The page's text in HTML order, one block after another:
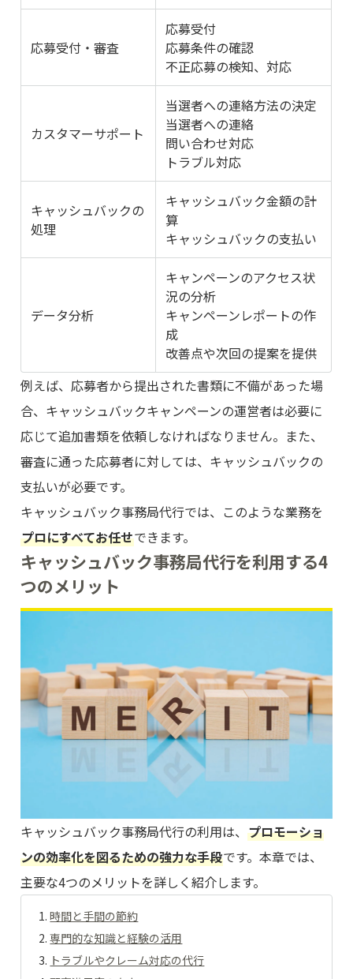
応募受付・審査
応募受付
応募条件の確認
不正応募の検知、対応
カスタマーサポート
当選者への連絡方法の決定
当選者への連絡
問い合わせ対応
トラブル対応
キャッシュバックの
処理
キャッシュバック金額の計
算
キャッシュバックの支払い
データ分析
キャンペーンのアクセス状
況の分析
キャンペーンレポートの作
成
改善点や次回の提案を提供
例えば、応募者から提出された書類に不備があった場
合、キャッシュバックキャンペーンの運営者は必要に
応じて追加書類を依頼しなければなりません。また、
審査に通った応募者に対しては、キャッシュバックの
支払いが必要です。
キャッシュバック事務局代行では、このような業務を
プロにすべてお任せできます。
キャッシュバック事務局代行を利用する4
つのメリット
キャッシュバック事務局代行の利用は、プロモーショ
ンの効率化を図るための強力な手段です。本章では、
主要な4つのメリットを詳しく紹介します。
時間と手間の節約
専門的な知識と経験の活用
トラブルやクレーム対応の代行